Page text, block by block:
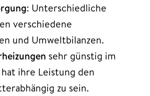
: Unterschiedliche
verschiedene
und Umweltbilanzen.
sehr günstig im
ihre Leistung den
zu sein.